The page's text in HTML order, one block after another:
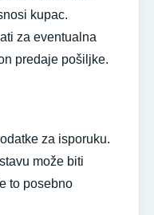
kupac.
za eventualna
predaje pošiljke.
za isporuku.
može biti
to posebno